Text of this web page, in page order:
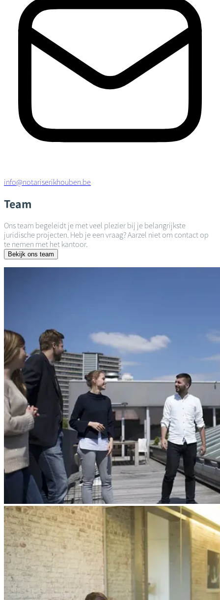
info@notariserikhouben.be
Team
Ons team begeleidt je met veel plezier bij je belangrijkste
juridische projecten. Heb je een vraag? Aarzel niet om contact op
te nemen met het kantoor.
Bekijk ons team